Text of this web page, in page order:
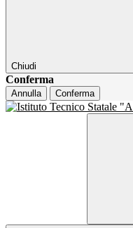
Chiudi
Conferma
Annulla Conferma